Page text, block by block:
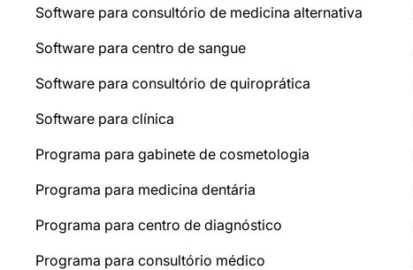
Software para consultório de medicina alternativa
Software para centro de sangue
Software para consultório de quiroprática
Software para clínica
Programa para gabinete de cosmetologia
Programa para medicina dentária
Programa para centro de diagnóstico
Programa para consultório médico